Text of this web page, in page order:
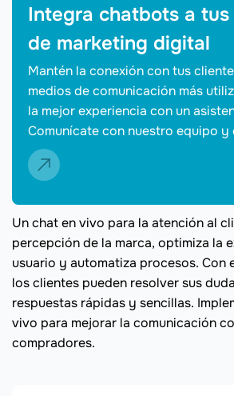
Integra chatbots a tus
de marketing digital
Mantén la conexión con tus
medios de comunicación más
la mejor experiencia con un
Comunícate con nuestro equipo y
Un chat en vivo para la atención al
percepción de la marca, optimiza la
usuario y automatiza procesos. Con
los clientes pueden resolver sus
respuestas rápidas y sencillas.
vivo para mejorar la comunicación
compradores.